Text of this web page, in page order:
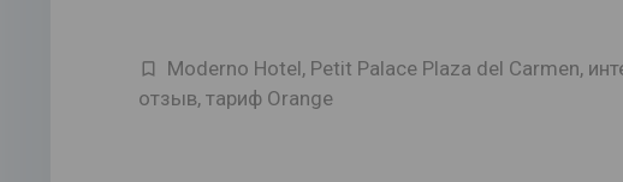
Moderno Hotel, Petit Palace Plaza del Carmen,
отзыв, тариф Orange